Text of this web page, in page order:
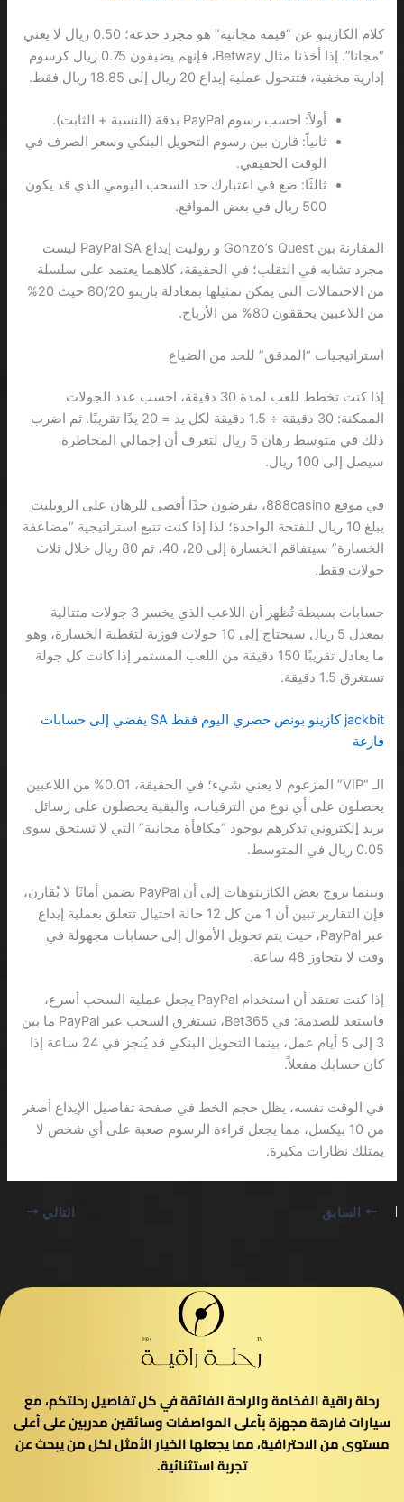
كلام الكازينو عن “قيمة مجانية” هو مجرد خدعة؛ 0.50 ريال لا يعني
“مجانا”. إذا أخذنا مثال Betway، فإنهم يضيفون 0.75 ريال كرسوم
إدارية مخفية، فتتحول عملية إيداع 20 ريال إلى 18.85 ريال فقط.
أولاً: احسب رسوم PayPal بدقة (النسبة + الثابت).
ثانياً: قارن بين رسوم التحويل البنكي وسعر الصرف في
الوقت الحقيقي.
ثالثًا: ضع في اعتبارك حد السحب اليومي الذي قد يكون
500 ريال في بعض المواقع.
المقارنة بين Gonzo’s Quest و روليت إيداع PayPal SA ليست
مجرد تشابه في التقلب؛ في الحقيقة، كلاهما يعتمد على سلسلة
من الاحتمالات التي يمكن تمثيلها بمعادلة باريتو 80/20 حيث 20%
من اللاعبين يحققون 80% من الأرباح.
استراتيجيات “المدقق” للحد من الضياع
إذا كنت تخطط للعب لمدة 30 دقيقة، احسب عدد الجولات
الممكنة: 30 دقيقة ÷ 1.5 دقيقة لكل يد = 20 يدًا تقريبًا. ثم اضرب
ذلك في متوسط رهان 5 ريال لتعرف أن إجمالي المخاطرة
سيصل إلى 100 ريال.
في موقع 888casino، يفرضون حدًا أقصى للرهان على الرويليت
يبلغ 10 ريال للفتحة الواحدة؛ لذا إذا كنت تتبع استراتيجية “مضاعفة
الخسارة” سيتفاقم الخسارة إلى 20، 40، ثم 80 ريال خلال ثلاث
جولات فقط.
حسابات بسيطة تُظهر أن اللاعب الذي يخسر 3 جولات متتالية
بمعدل 5 ريال سيحتاج إلى 10 جولات فوزية لتغطية الخسارة، وهو
ما يعادل تقريبًا 150 دقيقة من اللعب المستمر إذا كانت كل جولة
تستغرق 1.5 دقيقة.
jackbit كازينو بونص حصري اليوم فقط SA يفضي إلى حسابات
فارغة
الـ “VIP” المزعوم لا يعني شيء؛ في الحقيقة، 0.01% من اللاعبين
يحصلون على أي نوع من الترقيات، والبقية يحصلون على رسائل
بريد إلكتروني تذكرهم بوجود “مكافأة مجانية” التي لا تستحق سوى
0.05 ريال في المتوسط.
وبينما يروج بعض الكازينوهات إلى أن PayPal يضمن أمانًا لا يُقارن،
فإن التقارير تبين أن 1 من كل 12 حالة احتيال تتعلق بعملية إيداع
عبر PayPal، حيث يتم تحويل الأموال إلى حسابات مجهولة في
وقت لا يتجاوز 48 ساعة.
إذا كنت تعتقد أن استخدام PayPal يجعل عملية السحب أسرع،
فاستعد للصدمة: في Bet365، تستغرق السحب عبر PayPal ما بين
3 إلى 5 أيام عمل، بينما التحويل البنكي قد يُنجز في 24 ساعة إذا
كان حسابك مفعلاً.
في الوقت نفسه، يظل حجم الخط في صفحة تفاصيل الإيداع أصغر
من 10 بيكسل، مما يجعل قراءة الرسوم صعبة على أي شخص لا
يمتلك نظارات مكبرة.
السابق التالي
رحلة راقية الفخامة والراحة الفائقة في كل تفاصيل رحلتكم، مع
سيارات فارهة مجهزة بأعلى المواصفات وسائقين مدربين على أعلى
مستوى من الاحترافية، مما يجعلها الخيار الأمثل لكل من يبحث عن
تجربة استثنائية.